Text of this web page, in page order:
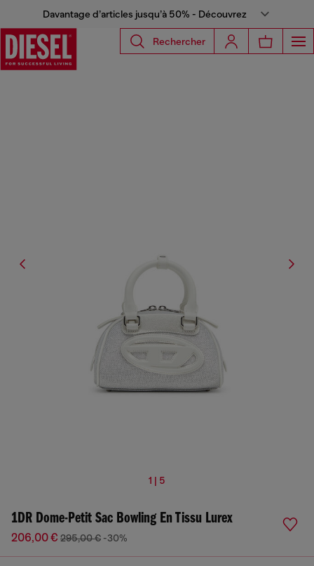
Davantage d’articles jusqu’à 50% - Découvrez
Rechercher
1 | 5
1DR Dome-Petit Sac Bowling En Tissu Lurex
206,00 € 295,00 € -30%